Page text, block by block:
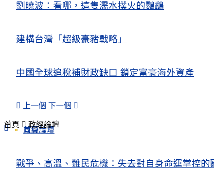
劉曉波：看哪，這隻濡水撲火的鸚鵡
建構台灣「超級豪豬戰略」
中國全球追稅補財政缺口 鎖定富豪海外資產
上一個 下一個
政經論壇
戰爭、高溫、難民危機：失去對自身命運掌控
首頁
首頁 政經論壇